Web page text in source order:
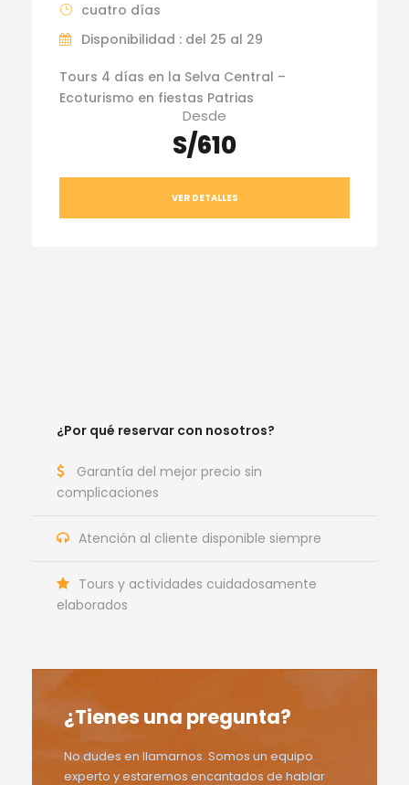
cuatro días
Disponibilidad : del 25 al 29
Tours 4 días en la Selva Central –
Ecoturismo en fiestas Patrias
Desde
S/610
VER DETALLES
¿Por qué reservar con nosotros?
Garantía del mejor precio sin
complicaciones
Atención al cliente disponible siempre
Tours y actividades cuidadosamente
elaborados
¿Tienes una pregunta?
No dudes en llamarnos. Somos un equipo
experto y estaremos encantados de hablar